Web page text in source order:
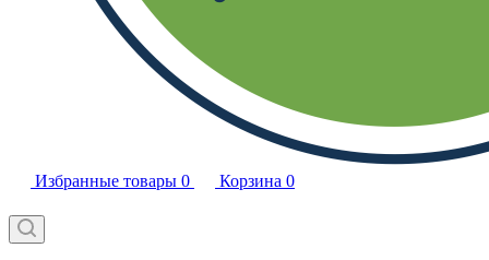
Избранные товары 0 Корзина 0